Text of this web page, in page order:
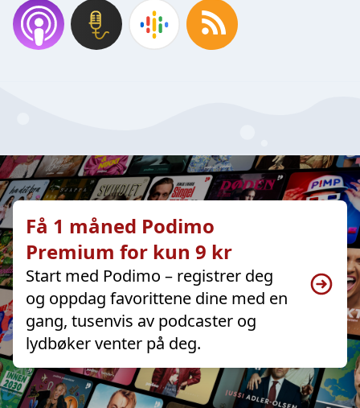
Få 1 måned Podimo
Premium for kun 9 kr
Start med Podimo – registrer deg
og oppdag favorittene dine med en
gang, tusenvis av podcaster og
lydbøker venter på deg.